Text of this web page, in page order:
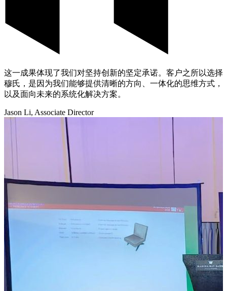
这一成果体现了我们对坚持创新的坚定承诺。客户之所以选择
穆氏，是因为我们能够提供清晰的方向、一体化的思维方式，
以及面向未来的系统化解决方案。
Jason Li, Associate Director